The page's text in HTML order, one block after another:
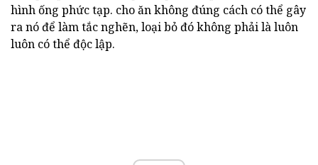
hình ống phức tạp. cho ăn không đúng cách có thể gây
ra nó để làm tắc nghẽn, loại bỏ đó không phải là luôn
luôn có thể độc lập.